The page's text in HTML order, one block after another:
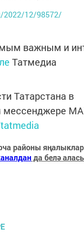
12/98572/
важным и
Татмедиа
Татарстана в
мессенджере
районы
да белә